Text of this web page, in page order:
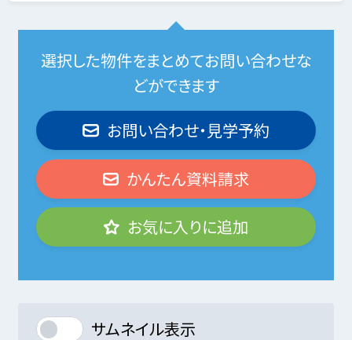
選択した物件をまとめてお問い合わせな
どができます
お問い合わせ・見学予約
かんたん資料請求
お気に入りに追加
サムネイル表示